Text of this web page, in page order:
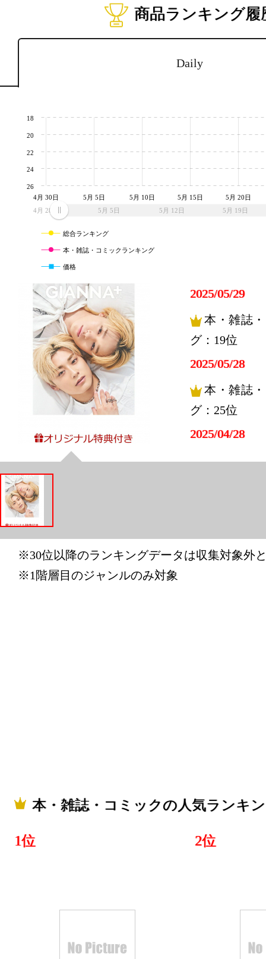
商品ランキング履
Daily
4月 28日 5月 5日 5月 12日 5月 19日
4月 30日 5月 5日 5月 10日 5月 15日 5月 20日
18
20
22
24
26
総合ランキング
本・雑誌・コミックランキング
価格
2025/05/29
本・雑誌
グ：19位
2025/05/28
本・雑誌
グ：25位
2025/04/28
本・雑誌
※30位以降のランキングデータは収集対象外
※1階層目のジャンルのみ対象
本・雑誌・コミックの人気ランキ
1位 2位